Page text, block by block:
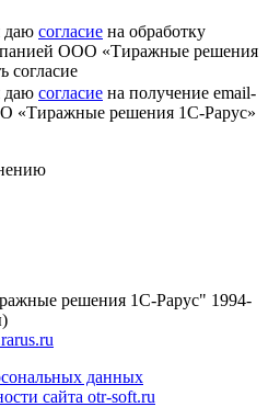
даю согласие на обработку
ООО «Тиражные решения
согласие
даю согласие на получение email-
«Тиражные решения 1С-Рарус»
решения 1С-Рарус" 1994-
данных
сайта otr-soft.ru